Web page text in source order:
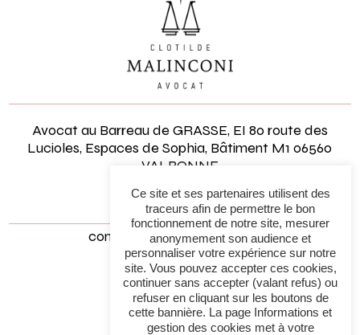
Avocat au Barreau de GRASSE, EI 80 route des
Lucioles, Espaces de Sophia, Bâtiment M106560
VALBONNE
07 86 79 39 69
contact@malinconi-avocat.fr
Contactez-nous
Horaires
Ce site et ses partenaires utilisent des
traceurs afin de permettre le bon
fonctionnement de notre site, mesurer
anonymement son audience et
personnaliser votre expérience sur notre
site. Vous pouvez accepter ces cookies,
continuer sans accepter (valant refus) ou
refuser en cliquant sur les boutons de
cette bannière. La page Informations et
gestion des cookies met à votre